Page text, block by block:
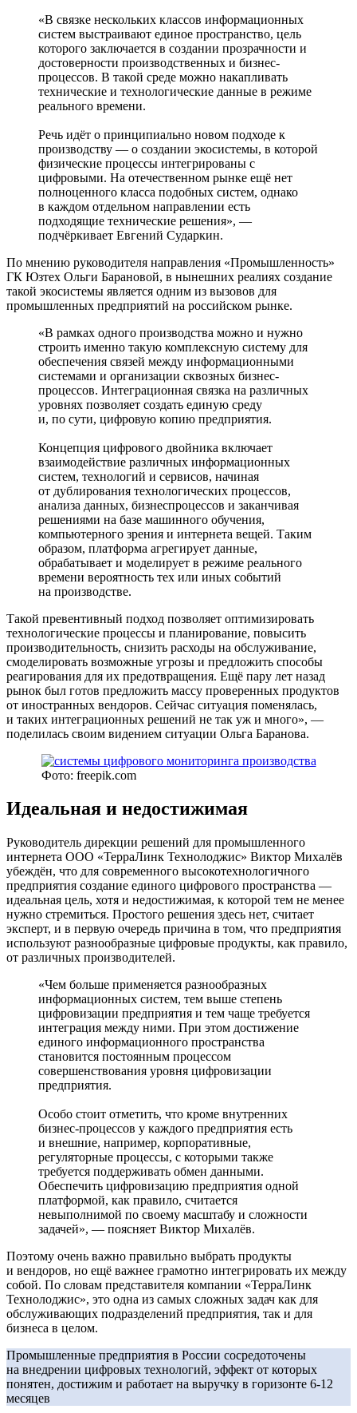
«В связке нескольких классов информационных
систем выстраивают единое пространство, цель
которого заключается в создании прозрачности и
достоверности производственных и бизнес-
процессов. В такой среде можно накапливать
технические и технологические данные в режиме
реального времени.
Речь идёт о принципиально новом подходе к
производству — о создании экосистемы, в которой
физические процессы интегрированы с
цифровыми. На отечественном рынке ещё нет
полноценного класса подобных систем, однако
в каждом отдельном направлении есть
подходящие технические решения», —
подчёркивает Евгений Сударкин.
По мнению руководителя направления «Промышленность»
ГК Юзтех Ольги Барановой, в нынешних реалиях создание
такой экосистемы является одним из вызовов для
промышленных предприятий на российском рынке.
«В рамках одного производства можно и нужно
строить именно такую комплексную систему для
обеспечения связей между информационными
системами и организации сквозных бизнес­
процессов. Интеграционная связка на различных
уровнях позволяет создать единую среду
и, по сути, цифровую копию предприятия.
Концепция цифрового двой­ника включает
взаимодействие различных информационных
систем, технологий и сервисов, начиная
от дублирования технологических процессов,
анализа данных, бизнес­процессов и заканчивая
решениями на базе машинного обучения,
компьютерного зрения и интернета вещей. Таким
образом, платформа агрегирует данные,
обрабатывает и моделирует в режиме реального
времени вероятность тех или иных событий
на производстве.
Такой превентивный подход позволяет оптимизировать
технологические процессы и планирование, повысить
производительность, снизить расходы на обслуживание,
смоделировать возможные угрозы и предложить способы
реагирования для их предотвращения. Ещё пару лет назад
рынок был готов предложить массу проверенных продуктов
от иностранных вендоров. Сейчас ситуация поменялась,
и таких интеграционных решений не так уж и много», —
поделилась своим видением ситуации Ольга Баранова.
Фото: freepik.com
Идеальная и недостижимая
Руководитель дирекции решений для промышленного
интернета ООО «ТерраЛинк Технолоджис» Виктор Михалёв
убеждён, что для современного высокотехнологичного
предприятия создание единого цифрового пространства —
идеальная цель, хотя и недостижимая, к которой тем не менее
нужно стремиться. Простого решения здесь нет, считает
эксперт, и в первую очередь причина в том, что предприятия
используют разнообразные цифровые продукты, как правило,
от различных производителей.
«Чем больше применяется разнообразных
информационных систем, тем выше степень
цифровизации предприятия и тем чаще требуется
интеграция между ними. При этом достижение
единого информационного пространства
становится постоянным процессом
совершенствования уровня цифровизации
предприятия.
Особо стоит отметить, что кроме внутренних
бизнес-процессов у каждого предприятия есть
и внешние, например, корпоративные,
регуляторные процессы, с которыми также
требуется поддерживать обмен данными.
Обеспечить цифровизацию предприятия одной
платформой, как правило, считается
невыполнимой по своему масштабу и сложности
задачей», — поясняет Виктор Михалёв.
Поэтому очень важно правильно выбрать продукты
и вендоров, но ещё важнее грамотно интегрировать их между
собой. По словам представителя компании «ТерраЛинк
Технолоджис», это одна из самых сложных задач как для
обслуживающих подразделений предприятия, так и для
бизнеса в целом.
Промышленные предприятия в России сосредоточены
на внедрении цифровых технологий, эффект от которых
понятен, достижим и работает на выручку в горизонте 6-12
месяцев